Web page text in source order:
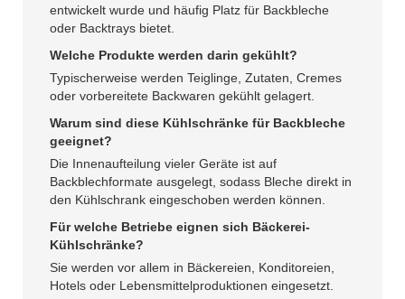
entwickelt wurde und häufig Platz für Backbleche
oder Backtrays bietet.
Welche Produkte werden darin gekühlt?
Typischerweise werden Teiglinge, Zutaten, Cremes
oder vorbereitete Backwaren gekühlt gelagert.
Warum sind diese Kühlschränke für Backbleche
geeignet?
Die Innenaufteilung vieler Geräte ist auf
Backblechformate ausgelegt, sodass Bleche direkt in
den Kühlschrank eingeschoben werden können.
Für welche Betriebe eignen sich Bäckerei-
Kühlschränke?
Sie werden vor allem in Bäckereien, Konditoreien,
Hotels oder Lebensmittelproduktionen eingesetzt.